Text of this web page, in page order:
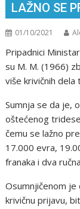
LAŽNO SE
01/10/2021
Pripadnici
su M. M. (1966)
više krivičnih dela
Sumnja se da je,
oštećenog
čemu se lažno
17.000 evra,
franaka i dva
Osumnjičenom
krivičnu prijavu,